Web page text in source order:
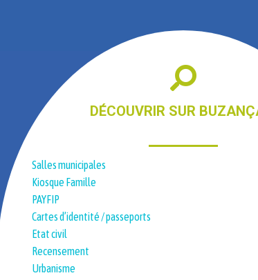
DÉCOUVRIR SUR
Salles municipales
Kiosque Famille
PAYFIP
Cartes d’identité / passeports
Etat civil
Recensement
Urbanisme